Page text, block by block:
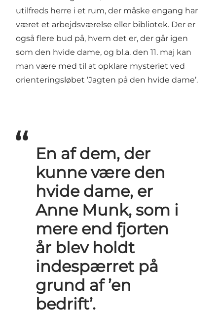
utilfreds herre i et rum, der måske engang har
været et arbejdsværelse eller bibliotek. Der er
også flere bud på, hvem det er, der går igen
som den hvide dame, og bl.a. den 11. maj kan
man være med til at opklare mysteriet ved
orienteringsløbet ’Jagten på den hvide dame’.
En af dem, der
kunne være den
hvide dame, er
Anne Munk, som i
mere end fjorten
år blev holdt
indespærret på
grund af ’en
bedrift’.